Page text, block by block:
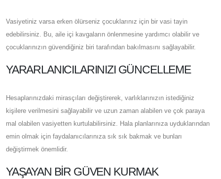
Vasiyetiniz varsa erken ölürseniz çocuklarınız için bir vasi tayin
edebilirsiniz. Bu, aile içi kavgaların önlenmesine yardımcı olabilir ve
çocuklarınızın güvendiğiniz biri tarafından bakılmasını sağlayabilir.
YARARLANICILARINIZI GÜNCELLEME
Hesaplarınızdaki mirasçıları değiştirerek, varlıklarınızın istediğiniz
kişilere verilmesini sağlayabilir ve uzun zaman alabilen ve çok paraya
mal olabilen vasiyetten kurtulabilirsiniz. Hala planlarınıza uyduklarından
emin olmak için faydalanıcılarınıza sık sık bakmak ve bunları
değiştirmek önemlidir.
YAŞAYAN BIR GÜVEN KURMAK